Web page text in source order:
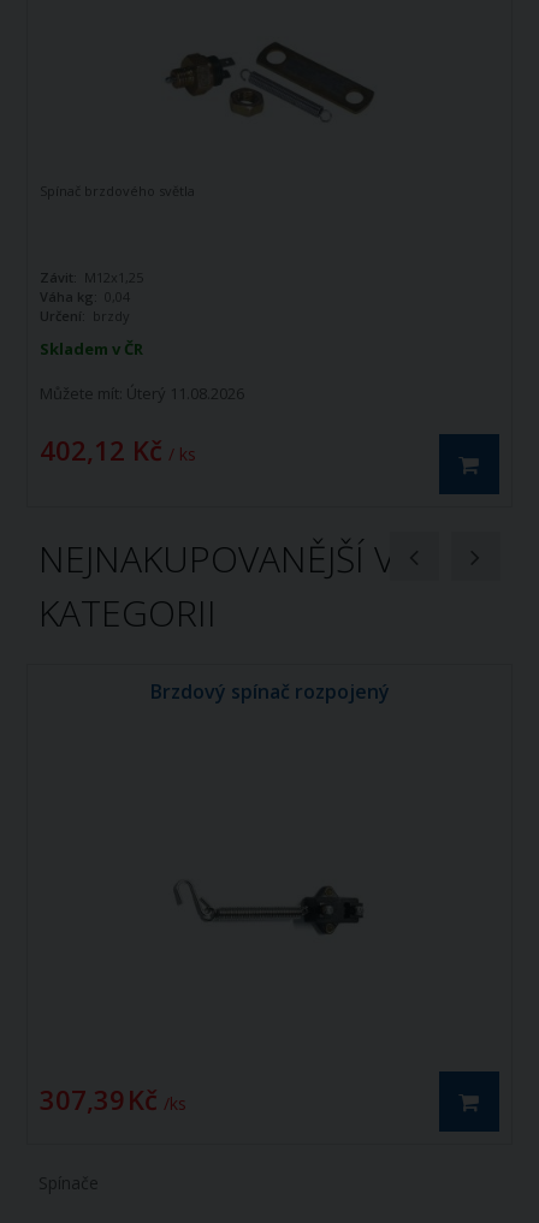
Skladem v ČR
Můžete mít: Úterý 11.08.2026
402,12 Kč / ks
Spínač brzdového světla
Závit: M12x1,25
Váha kg:
0,04
Určení: brzdy
NEJNAKUPOVANĚJŠÍ V
KATEGORII
Brzdový spínač rozpojený
307,39 Kč / ks
Spínače